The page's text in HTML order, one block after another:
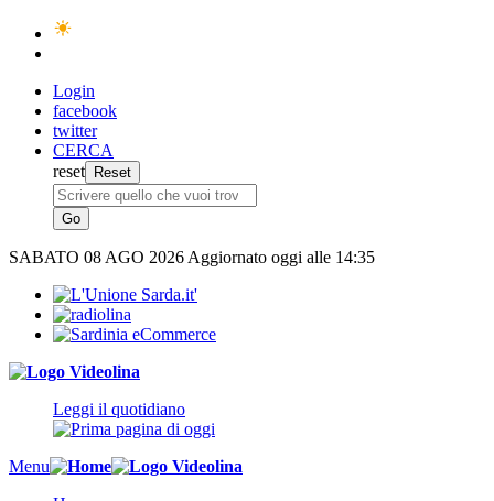
Login
facebook
twitter
CERCA
reset
SABATO 08 AGO 2026 Aggiornato oggi alle 14:35
Leggi il quotidiano
Menu